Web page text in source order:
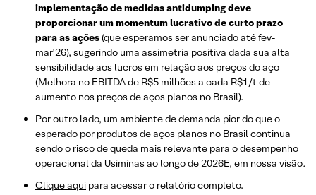
implementação de medidas antidumping deve
proporcionar um momentum lucrativo de curto prazo
para as ações(que esperamos ser anunciado até fev-
mar’26), sugerindo uma assimetria positiva dada sua alta
sensibilidade aos lucros em relação aos preços do aço
(Melhora no EBITDA de R$5 milhões a cada R$1/t de
aumento nos preços de aços planos no Brasil).
Por outro lado, um ambiente de demanda pior do que o
esperado por produtos de aços planos no Brasil continua
sendo o risco de queda mais relevante para o desempenho
operacional da Usiminas ao longo de 2026E, em nossa visão.
Clique aqui para acessar o relatório completo.